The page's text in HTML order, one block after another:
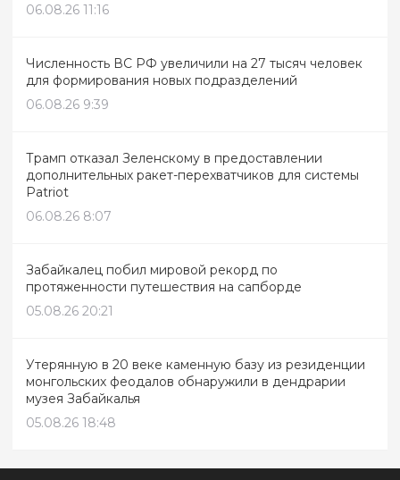
06.08.26 11:16
Численность ВС РФ увеличили на 27 тысяч человек
для формирования новых подразделений
06.08.26 9:39
Трамп отказал Зеленскому в предоставлении
дополнительных ракет-перехватчиков для системы
Patriot
06.08.26 8:07
Забайкалец побил мировой рекорд по
протяженности путешествия на сапборде
05.08.26 20:21
Утерянную в 20 веке каменную базу из резиденции
монгольских феодалов обнаружили в дендрарии
музея Забайкалья
05.08.26 18:48